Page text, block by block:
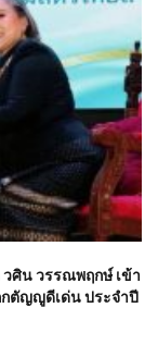
ศิน วรรณพฤกษ์ เข้า
กตัญญูดีเด่น ประจำปี